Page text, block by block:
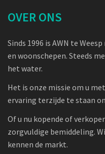
OVER ONS
Sinds 1996 is AWN te
en woonschepen. Steeds
het water.
Het is onze missie om u
ervaring terzijde te staan
Of u nu kopende of
zorgvuldige bemiddeling.
kennen de markt.